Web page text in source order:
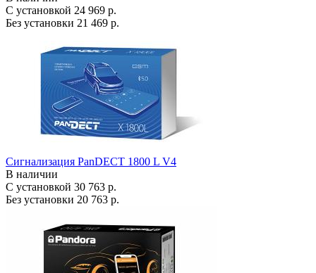
С установкой 24 969 р.
Без установки 21 469 р.
Сигнализация PanDECT 1800 L V4
В наличии
С установкой 30 763 р.
Без установки 20 763 р.